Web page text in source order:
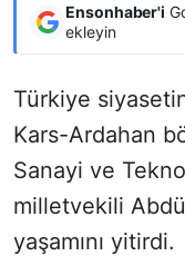
Ensonhaber'i
ekleyin
Türkiye
Kars-Ardahan
Sanayi ve
milletvekili
yaşamını yitirdi.